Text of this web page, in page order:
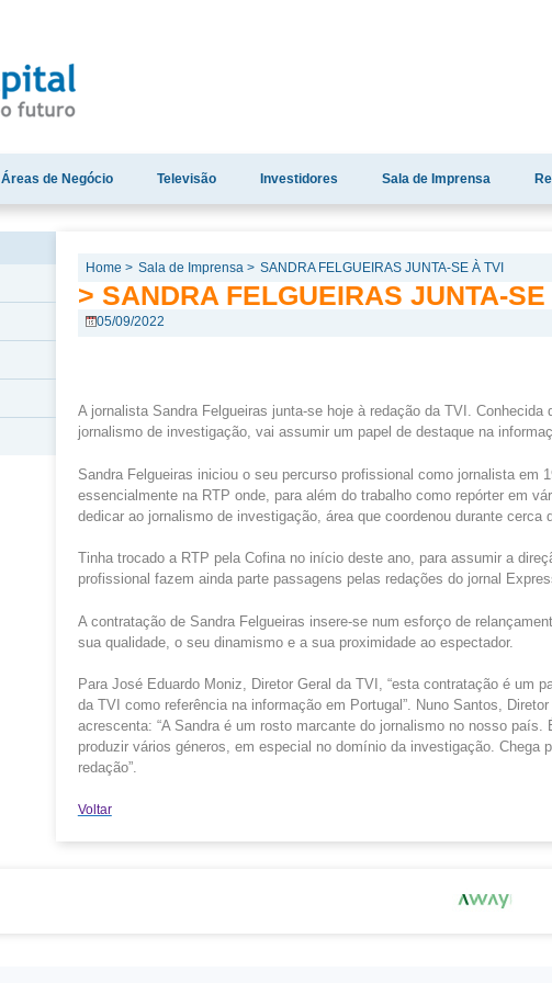
Áreas de Negócio Televisão Investidores Sala de Imprensa
Home > Sala de Imprensa > SANDRA FELGUEIRAS JUNTA-SE À TVI
> SANDRA FELGUEIRAS JUNTA-
05/09/2022
A jornalista Sandra Felgueiras junta-se hoje à redação da TVI.
jornalismo de investigação, vai assumir um papel de destaque na
Sandra Felgueiras iniciou o seu percurso profissional como jornalista em
essencialmente na RTP onde, para além do trabalho como repórter em
dedicar ao jornalismo de investigação, área que coordenou durante cerca
Tinha trocado a RTP pela Cofina no início deste ano, para assumir a
profissional fazem ainda parte passagens pelas redações do jornal
A contratação de Sandra Felgueiras insere-se num esforço de
sua qualidade, o seu dinamismo e a sua proximidade ao espectador.
Para José Eduardo Moniz, Diretor Geral da TVI, “esta contratação é um
da TVI como referência na informação em Portugal”. Nuno Santos,
acrescenta: “A Sandra é um rosto marcante do jornalismo no nosso
produzir vários géneros, em especial no domínio da investigação. Chega
redação”.
Voltar